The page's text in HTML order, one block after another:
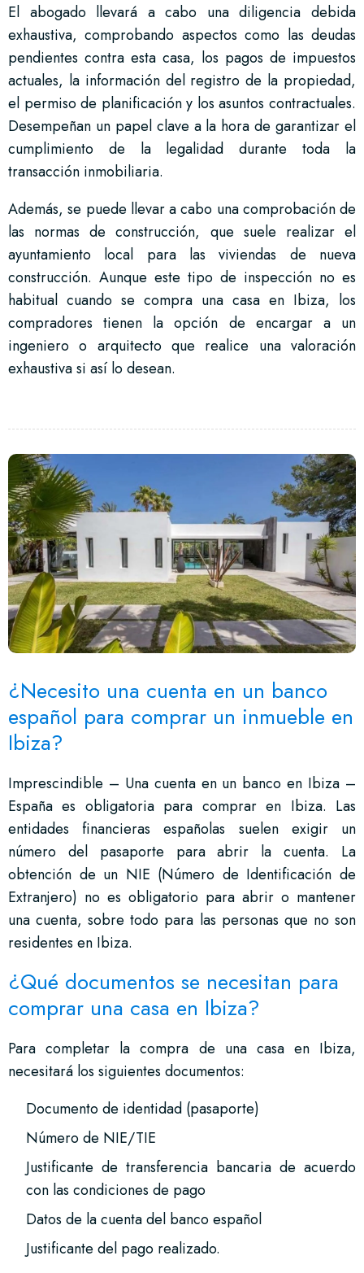
El abogado llevará a cabo una diligencia debida
exhaustiva, comprobando aspectos como las deudas
pendientes contra esta casa, los pagos de impuestos
actuales, la información del registro de la propiedad,
el permiso de planificación y los asuntos contractuales.
Desempeñan un papel clave a la hora de garantizar el
cumplimiento de la legalidad durante toda la
transacción inmobiliaria.
Además, se puede llevar a cabo una comprobación de
las normas de construcción, que suele realizar el
ayuntamiento local para las viviendas de nueva
construcción. Aunque este tipo de inspección no es
habitual cuando se compra una casa en Ibiza, los
compradores tienen la opción de encargar a un
ingeniero o arquitecto que realice una valoración
exhaustiva si así lo desean.
¿Necesito una cuenta en un banco
español para comprar un inmueble en
Ibiza?
Imprescindible – Una cuenta en un banco en Ibiza –
España es obligatoria para comprar en Ibiza. Las
entidades financieras españolas suelen exigir un
número del pasaporte para abrir la cuenta. La
obtención de un NIE (Número de Identificación de
Extranjero) no es obligatorio para abrir o mantener
una cuenta, sobre todo para las personas que no son
residentes en Ibiza.
¿Qué documentos se necesitan para
comprar una casa en Ibiza?
Para completar la compra de una casa en Ibiza,
necesitará los siguientes documentos:
Documento de identidad (pasaporte)
Número de NIE/TIE
Justificante de transferencia bancaria de acuerdo
con las condiciones de pago
Datos de la cuenta del banco español
Justificante del pago realizado.